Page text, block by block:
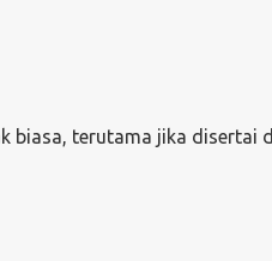
biasa, terutama jika disertai